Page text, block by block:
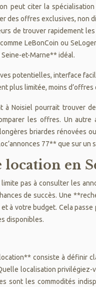
peut citer la
offres exclusives, non
de trouver rapidement
LeBonCoin ou
et-Marne** idéal.
potentielles, interface
plus limitée, moins
à Noisiel pourrait trouver
les offres. Un
briardes rénovées
77** que sur un
location en
pas à consulter les
de succès. Une
à votre budget. Cela
disponibles.
consiste à définir
localisation
sont les commodités